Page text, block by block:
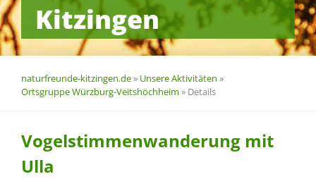
Kitzingen
naturfreunde-kitzingen.de» Unsere Aktivitäten »
Ortsgruppe Würzburg-Veitshöchheim » Details
Vogelstimmenwanderung mit
Ulla